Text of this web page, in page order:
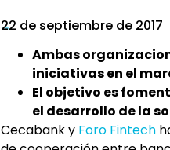
22 de septiembre de 2017
Ambas
iniciativas en el
El objetivo es
el desarrollo de la
Cecabank y Foro Fintech